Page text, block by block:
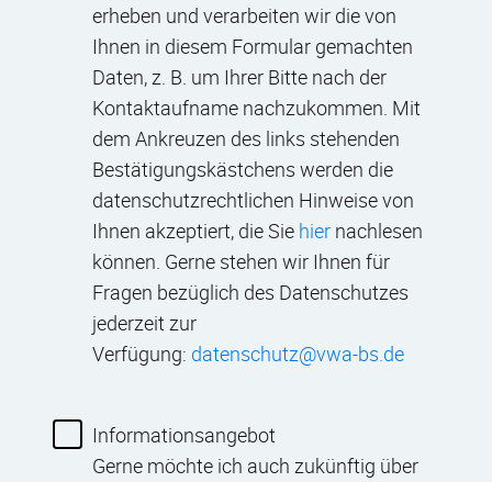
erheben und verarbeiten wir die von
Ihnen in diesem Formular gemachten
Daten, z. B. um Ihrer Bitte nach der
Kontaktaufname nachzukommen. Mit
dem Ankreuzen des links stehenden
Bestätigungskästchens werden die
datenschutzrechtlichen Hinweise von
Ihnen akzeptiert, die Sie hier nachlesen
können. Gerne stehen wir Ihnen für
Fragen bezüglich des Datenschutzes
jederzeit zur
Verfügung: datenschutz@vwa-bs.de
Informationsangebot
Gerne möchte ich auch zukünftig über